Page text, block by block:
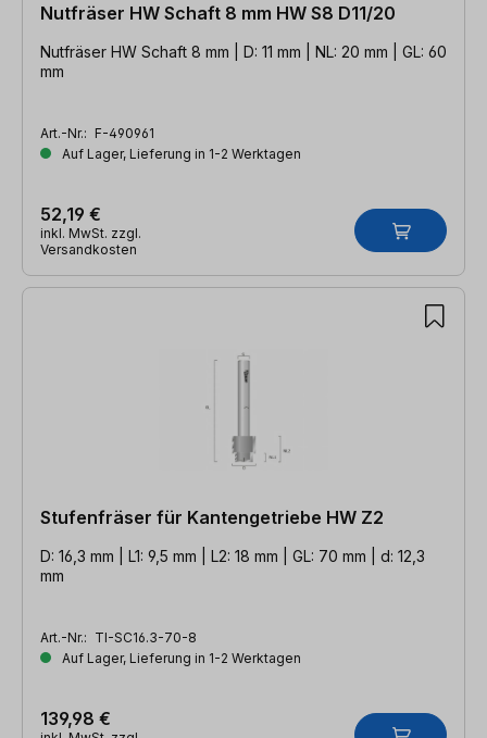
Nutfräser HW Schaft 8 mm HW S8 D11/20
Nutfräser HW Schaft 8 mm | D: 11 mm | NL: 20 mm | GL: 60
mm
Art.-Nr.: F-490961
Auf Lager, Lieferung in 1-2 Werktagen
52,19 €
inkl. MwSt. zzgl.
Versandkosten
Stufenfräser für Kantengetriebe HW Z2
D: 16,3 mm | L1: 9,5 mm | L2: 18 mm | GL: 70 mm | d: 12,3
mm
Art.-Nr.: TI-SC16.3-70-8
Auf Lager, Lieferung in 1-2 Werktagen
139,98 €